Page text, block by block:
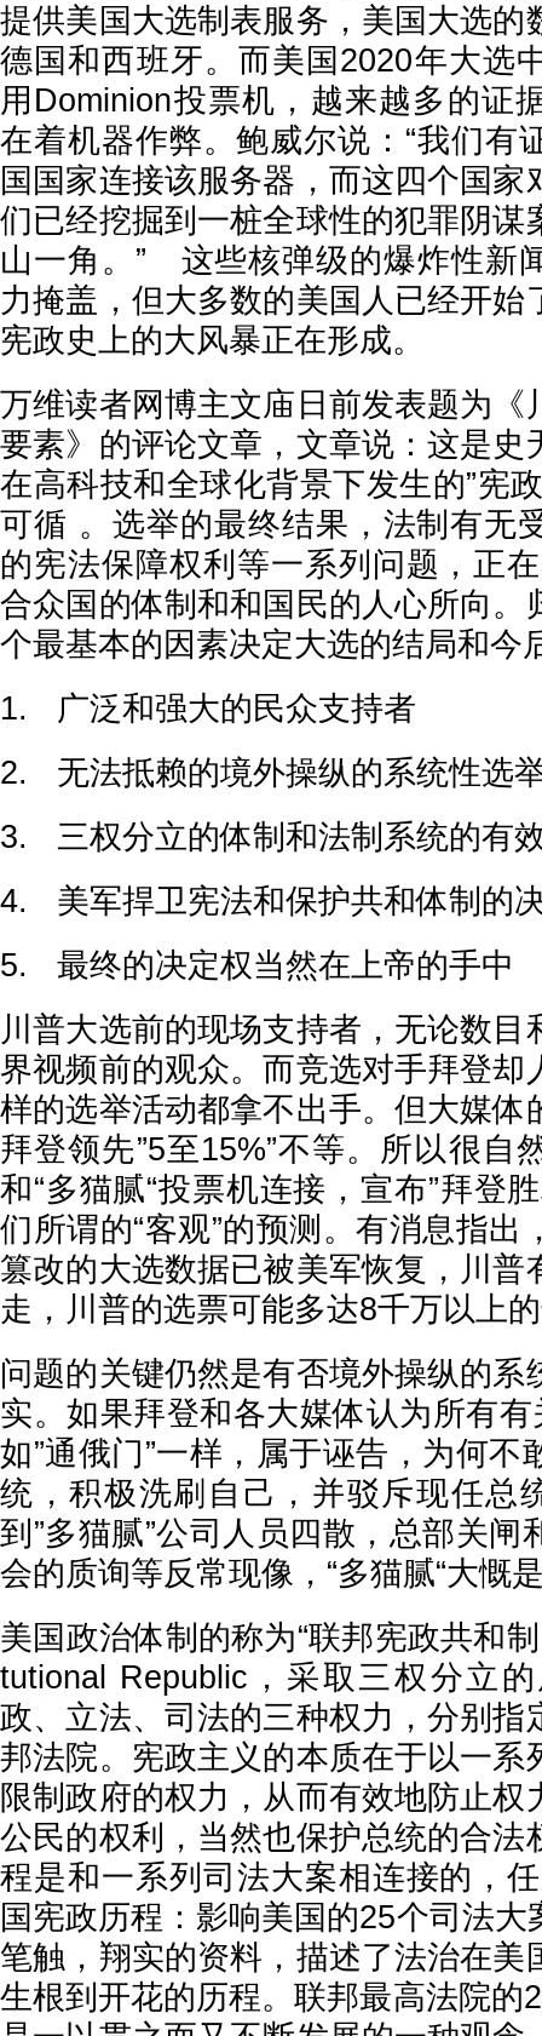
提供美国大选制表服务，美国大选的
德国和西班牙。而美国2020年大选
用Dominion投票机，越来越多的证
在着机器作弊。鲍威尔说：“我们有
国国家连接该服务器，而这四个国家
们已经挖掘到一桩全球性的犯罪阴谋
山一角。” 这些核弹级的爆炸性新
力掩盖，但大多数的美国人已经开始
宪政史上的大风暴正在形成。
万维读者网博主文庙日前发表题为《
要素》的评论文章，文章说：这是史
在高科技和全球化背景下发生的”宪
可循 。选举的最终结果，法制有无
的宪法保障权利等一系列问题，正
合众国的体制和和国民的人心所向。
个最基本的因素决定大选的结局和今
1. 广泛和强大的民众支持者
2. 无法抵赖的境外操纵的系统性选
3. 三权分立的体制和法制系统的有
4. 美军捍卫宪法和保护共和体制的
5. 最终的决定权当然在上帝的手中
川普大选前的现场支持者，无论数目
界视频前的观众。而竞选对手拜登却
样的选举活动都拿不出手。但大媒体
拜登领先”5至15%”不等。所以很自
和“多猫腻“投票机连接，宣布”拜登
们所谓的“客观”的预测。有消息指出
篡改的大选数据已被美军恢复，川普
走，川普的选票可能多达8千万以上
问题的关键仍然是有否境外操纵的系
实。如果拜登和各大媒体认为所有有
如”通俄门”一样，属于诬告，为何不
统，积极洗刷自己，并驳斥现任总
到”多猫腻”公司人员四散，总部关闸
会的质询等反常现像，“多猫腻“大慨
美国政治体制的称为“联邦宪政共和
tutional Republic，采取三权分立
政、立法、司法的三种权力，分别指
邦法院。宪政主义的本质在于以一系
限制政府的权力，从而有效地防止权
公民的权利，当然也保护总统的合法
程是和一系列司法大案相连接的，
国宪政历程：影响美国的25个司法
笔触，翔实的资料，描述了法治在美
生根到开花的历程。联邦最高法院的